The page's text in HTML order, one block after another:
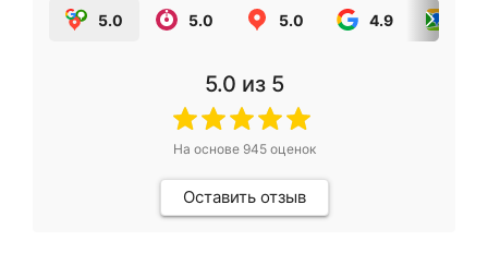
5.0 5.0 5.0 4.9
5.0 из 5
На основе 945оценок
Оставить отзыв